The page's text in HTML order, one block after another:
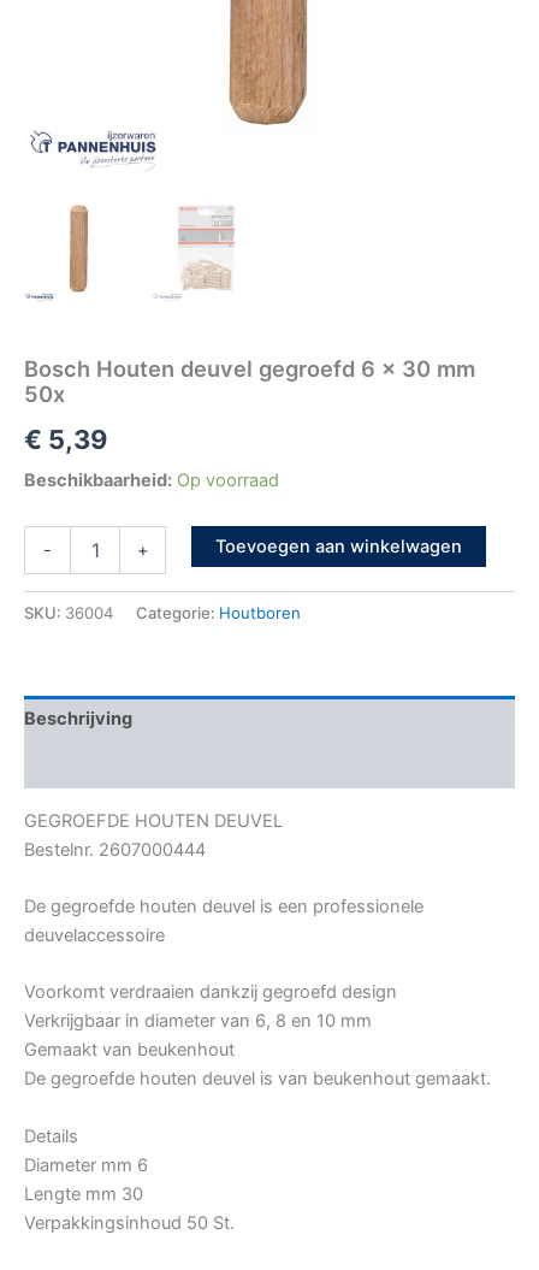
Bosch Houten deuvel gegroefd 6 x 30 mm
50x
€ 5,39
Beschikbaarheid: Op voorraad
- + Toevoegen aan winkelwagen
SKU: 36004 Categorie: Houtboren
Beschrijving
GEGROEFDE HOUTEN DEUVEL
Bestelnr. 2607000444
De gegroefde houten deuvel is een professionele
deuvelaccessoire
Voorkomt verdraaien dankzij gegroefd design
Verkrijgbaar in diameter van 6, 8 en 10 mm
Gemaakt van beukenhout
De gegroefde houten deuvel is van beukenhout gemaakt.
Details
Diameter mm 6
Lengte mm 30
Verpakkingsinhoud 50 St.